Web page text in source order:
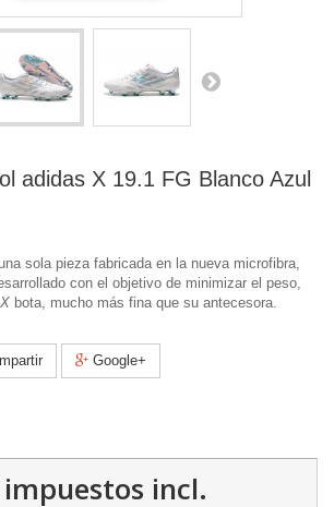
adidas X 19.1 FG Blanco Azul
sola pieza fabricada en la nueva microfibra,
con el objetivo de minimizar el peso,
bota, mucho más fina que su antecesora.
Google+
impuestos incl.